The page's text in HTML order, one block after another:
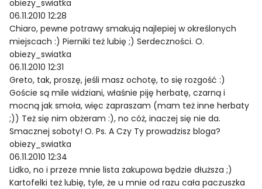
obiezy_swiatka
06.11.2010 12:28
Chiaro, pewne potrawy smakują najlepiej w określonych
miejscach :) Pierniki też lubię ;) Serdeczności. O.
obiezy_swiatka
06.11.2010 12:31
Greto, tak, proszę, jeśli masz ochotę, to się rozgość :)
Goście są mile widziani, właśnie piję herbatę, czarną i
mocną jak smoła, więc zapraszam (mam też inne herbaty
;)) Też się nim obżeram :), no cóż, inaczej się nie da.
Smacznej soboty! O. Ps. A Czy Ty prowadzisz bloga?
obiezy_swiatka
06.11.2010 12:34
Lidko, no i przeze mnie lista zakupowa będzie dłuższa ;)
Kartofelki też lubię, tyle, że u mnie od razu cała paczuszka